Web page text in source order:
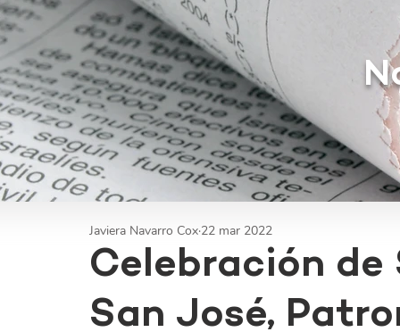
Celebración de
San José,
Javiera Navarro Cox 22 mar 2022